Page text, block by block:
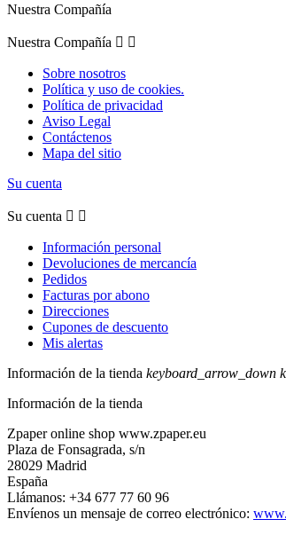
Nuestra Compañía
Nuestra Compañía  
Sobre nosotros
Política y uso de cookies.
Política de privacidad
Aviso Legal
Contáctenos
Mapa del sitio
Su cuenta
Su cuenta  
Información personal
Devoluciones de mercancía
Pedidos
Facturas por abono
Direcciones
Cupones de descuento
Mis alertas
Información de la tienda keyboard_arrow_down
Información de la tienda
Zpaper online shop www.zpaper.eu
Plaza de Fonsagrada, s/n
28029 Madrid
España
Llámanos: +34 677 77 60 96
Envíenos un mensaje de correo electrónico: